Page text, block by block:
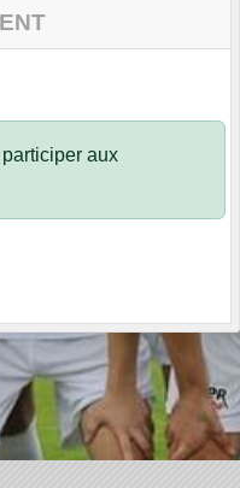
aux